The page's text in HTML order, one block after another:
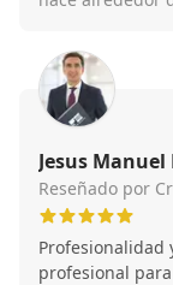
atención al
cliente. Con
negociación
profesional
exitosas en el
profesional
Jesus
Reseñado por
Profesionalidad
profesional